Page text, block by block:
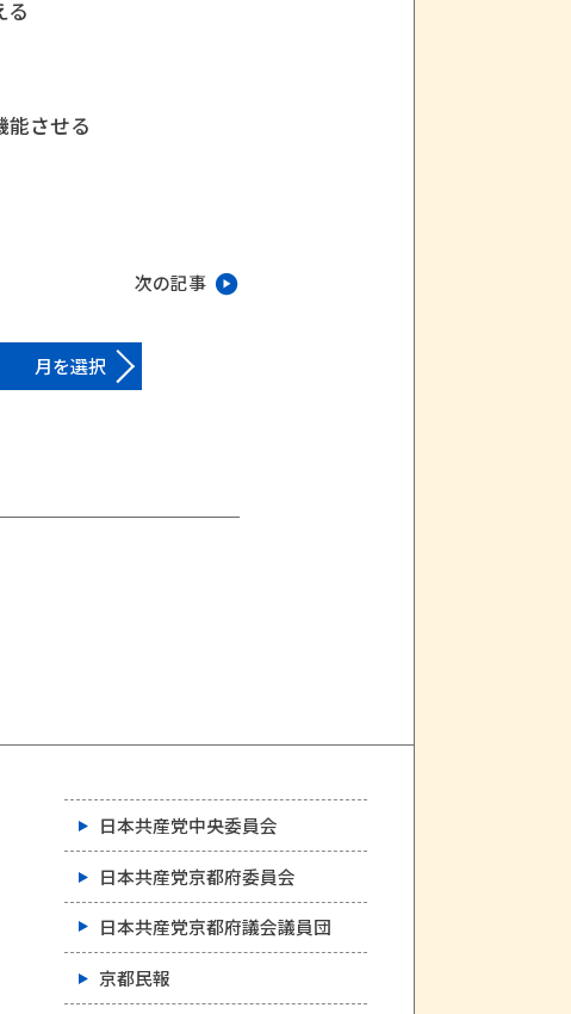
る
能させる
次の記事
月を選択
日本共産党中央委員会
日本共産党京都府委員会
日本共産党京都府議会議員団
京都民報